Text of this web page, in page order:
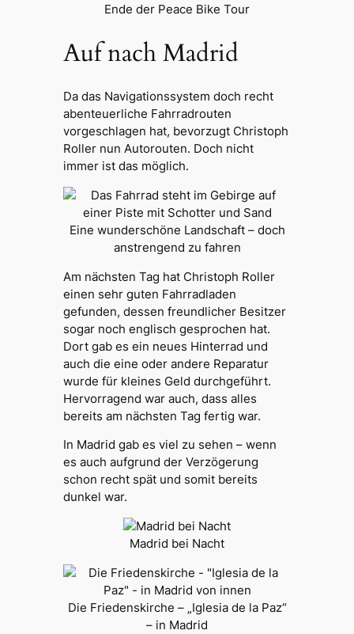
Ende der Peace Bike Tour
Auf nach Madrid
Da das Navigationssystem doch recht
abenteuerliche Fahrradrouten
vorgeschlagen hat, bevorzugt Christoph
Roller nun Autorouten. Doch nicht
immer ist das möglich.
Eine wunderschöne Landschaft – doch
anstrengend zu fahren
Am nächsten Tag hat Christoph Roller
einen sehr guten Fahrradladen
gefunden, dessen freundlicher Besitzer
sogar noch englisch gesprochen hat.
Dort gab es ein neues Hinterrad und
auch die eine oder andere Reparatur
wurde für kleines Geld durchgeführt.
Hervorragend war auch, dass alles
bereits am nächsten Tag fertig war.
In Madrid gab es viel zu sehen – wenn
es auch aufgrund der Verzögerung
schon recht spät und somit bereits
dunkel war.
Madrid bei Nacht
Die Friedenskirche – „Iglesia de la Paz“
– in Madrid